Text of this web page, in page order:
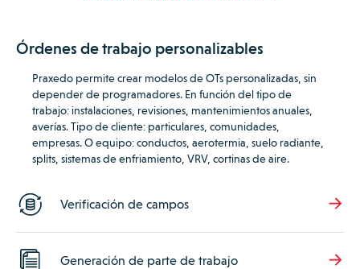
Órdenes de trabajo personalizables
Praxedo permite crear modelos de OTs personalizadas, sin
depender de programadores. En función del tipo de
trabajo: instalaciones, revisiones, mantenimientos anuales,
averías.Tipo de cliente: particulares, comunidades,
empresas.O equipo: conductos, aerotermia, suelo radiante,
splits, sistemas de enfriamiento, VRV, cortinas de aire.
Verificación de campos
Generación de parte de trabajo